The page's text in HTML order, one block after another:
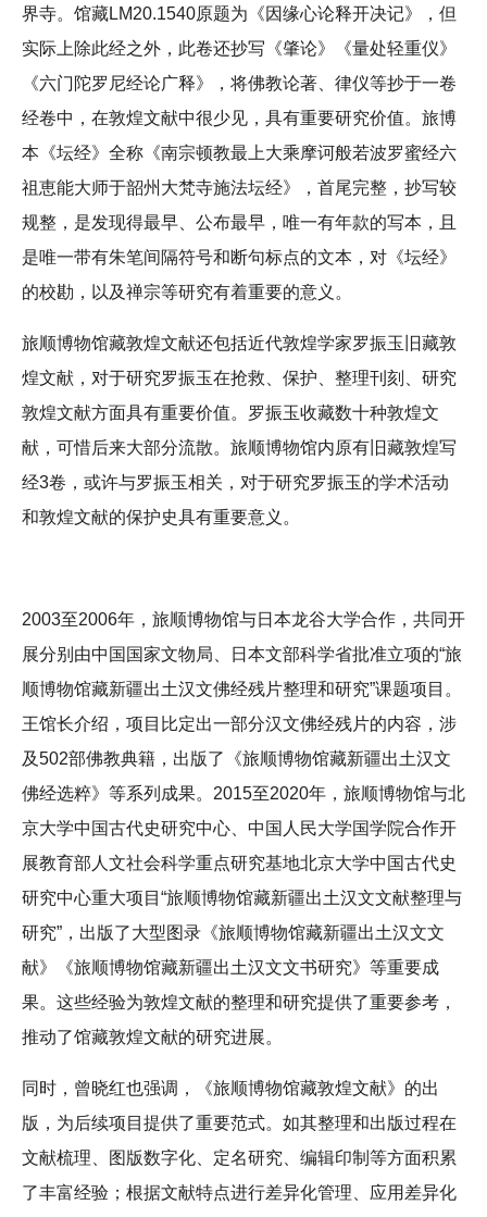
界寺。馆藏LM20.1540原题为《因缘心论释开决记》，但
实际上除此经之外，此卷还抄写《肇论》《量处轻重仪》
《六门陀罗尼经论广释》，将佛教论著、律仪等抄于一卷
经卷中，在敦煌文献中很少见，具有重要研究价值。旅博
本《坛经》全称《南宗顿教最上大乘摩诃般若波罗蜜经六
祖恵能大师于韶州大梵寺施法坛经》，首尾完整，抄写较
规整，是发现得最早、公布最早，唯一有年款的写本，且
是唯一带有朱笔间隔符号和断句标点的文本，对《坛经》
的校勘，以及禅宗等研究有着重要的意义。
旅顺博物馆藏敦煌文献还包括近代敦煌学家罗振玉旧藏敦
煌文献，对于研究罗振玉在抢救、保护、整理刊刻、研究
敦煌文献方面具有重要价值。罗振玉收藏数十种敦煌文
献，可惜后来大部分流散。旅顺博物馆内原有旧藏敦煌写
经3卷，或许与罗振玉相关，对于研究罗振玉的学术活动
和敦煌文献的保护史具有重要意义。
2003至2006年，旅顺博物馆与日本龙谷大学合作，共同开
展分别由中国国家文物局、日本文部科学省批准立项的“旅
顺博物馆藏新疆出土汉文佛经残片整理和研究”课题项目。
王馆长介绍，项目比定出一部分汉文佛经残片的内容，涉
及502部佛教典籍，出版了《旅顺博物馆藏新疆出土汉文
佛经选粹》等系列成果。2015至2020年，旅顺博物馆与北
京大学中国古代史研究中心、中国人民大学国学院合作开
展教育部人文社会科学重点研究基地北京大学中国古代史
研究中心重大项目“旅顺博物馆藏新疆出土汉文文献整理与
研究”，出版了大型图录《旅顺博物馆藏新疆出土汉文文
献》《旅顺博物馆藏新疆出土汉文文书研究》等重要成
果。这些经验为敦煌文献的整理和研究提供了重要参考，
推动了馆藏敦煌文献的研究进展。
同时，曾晓红也强调，《旅顺博物馆藏敦煌文献》的出
版，为后续项目提供了重要范式。如其整理和出版过程在
文献梳理、图版数字化、定名研究、编辑印制等方面积累
了丰富经验；根据文献特点进行差异化管理、应用差异化